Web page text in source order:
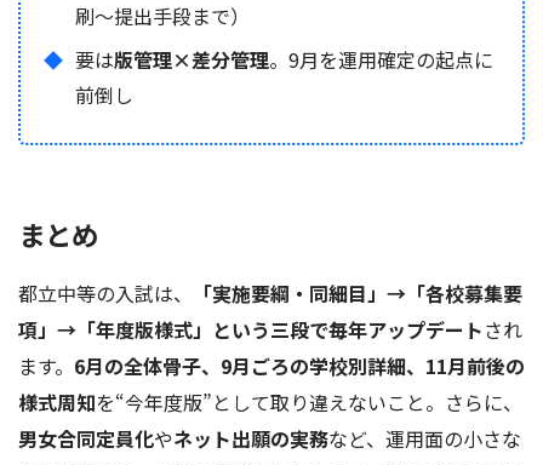
刷〜提出手段まで）
要は版管理×差分管理。9月を運用確定の起点に
前倒し
まとめ
都立中等の入試は、
「実施要綱・同細目」→「各校募集要
項」→「年度版様式」という三段で毎年アップデートされ
ます。 6月の全体骨子、9月ごろの学校別詳細、11月前後の
様式周知を“今年度版”として取り違えないこと。さらに、
男女合同定員化やネット出願の実務など、運用面の小さな